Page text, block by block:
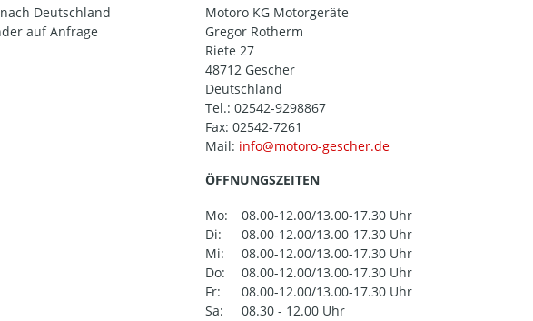
Deutschland
auf Anfrage
Motoro KG Motorgeräte
Gregor Rotherm
Riete 27
48712 Gescher
Deutschland
Tel.: 02542-9298867
Fax: 02542-7261
Mail:
ÖFFNUNGSZEITEN
Mo:
08.00-12.00/13.00-17.30 Uhr
Di:
08.00-12.00/13.00-17.30 Uhr
Mi:
08.00-12.00/13.00-17.30 Uhr
Do:
08.00-12.00/13.00-17.30 Uhr
Fr:
08.00-12.00/13.00-17.30 Uhr
Sa:
08.30 - 12.00 Uhr